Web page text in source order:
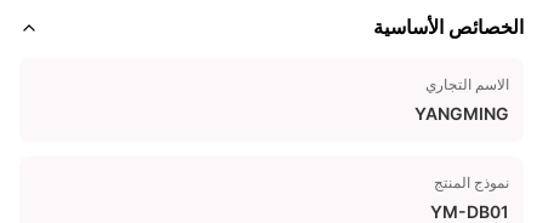
الخصائص الأساسية
الاسم التجاري
YANGMING
نموذج المنتج
YM-DB01